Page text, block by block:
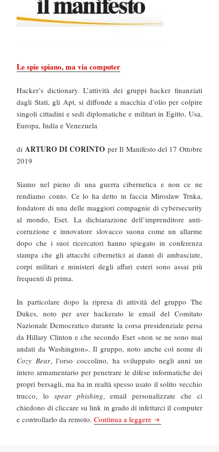
Le spie spiano, ma via computer
Hacker’s dictionary. L’attività dei gruppi hacker finanziati
dagli Stati, gli Apt, si diffonde a macchia d’olio per colpire
singoli cittadini e sedi diplomatiche e militari in Egitto, Usa,
Europa, India e Venezuela
di ARTURO DI CORINTO per Il Manifesto del 17 Ottobre
2019
Siamo nel pieno di una guerra cibernetica e non ce ne
rendiamo conto. Ce lo ha detto in faccia Miroslaw Trnka,
fondatore di una delle maggiori compagnie di cybersecurity
al mondo, Eset. La dichiarazione dell’imprenditore anti-
corruzione e innovatore slovacco suona come un allarme
dopo che i suoi ricercatori hanno spiegato in conferenza
stampa che gli attacchi cibernetici ai danni di ambasciate,
corpi militari e ministeri degli affari esteri sono assai più
frequenti di prima.
In particolare dopo la ripresa di attività del gruppo The
Dukes, noto per aver hackerato le email del Comitato
Nazionale Democratico durante la corsa presidenziale persa
da Hillary Clinton e che secondo Eset «non se ne sono mai
andati da Washington». Il gruppo, noto anche col nome di
Cozy Bear, l’orso coccolino, ha sviluppato negli anni un
intero armamentario per penetrare le difese informatiche dei
propri bersagli, ma ha in realtà spesso usato il solito vecchio
trucco, lo spear phishing, email personalizzate che ci
chiedono di cliccare su link in grado di infettarci il computer
e controllarlo da remoto.Continua a leggere Il Manifesto: Le spie